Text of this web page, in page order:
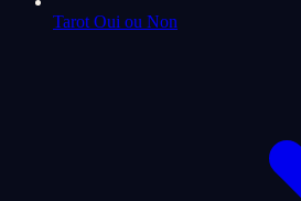
Tarot Oui ou Non